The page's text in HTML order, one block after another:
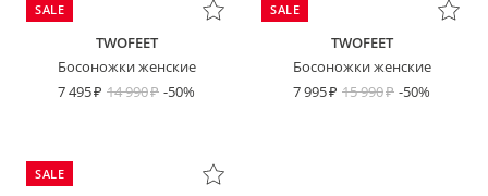
SALE
TWOFEET
Босоножки женские
7 495
14 990 -50%
SALE
TWOFEET
Босоножки женские
7 995
15 990 -50%
SALE